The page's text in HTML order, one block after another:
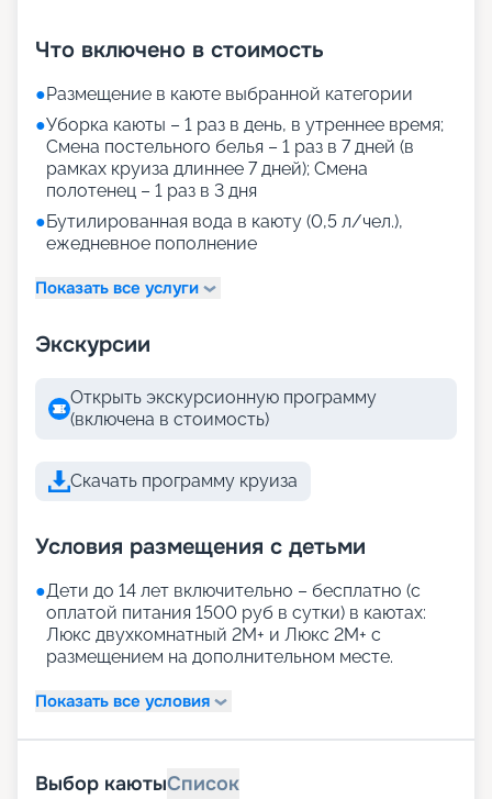
Что включено в стоимость
●Размещение в каюте выбранной категории
●Уборка каюты – 1 раз в день, в утреннее время;
Смена постельного белья – 1 раз в 7 дней (в
рамках круиза длиннее 7 дней); Смена
полотенец – 1 раз в 3 дня
●Бутилированная вода в каюту (0,5 л/чел.),
ежедневное пополнение
Показать все услуги
Экскурсии
Открыть экскурсионную программу
(включена в стоимость)
Скачать программу круиза
Условия размещения с детьми
●Дети до 14 лет включительно – бесплатно (с
оплатой питания 1500 руб в сутки) в каютах:
Люкс двухкомнатный 2М+ и Люкс 2М+ с
размещением на дополнительном месте.
Показать все условия
Выбор каютыСписок